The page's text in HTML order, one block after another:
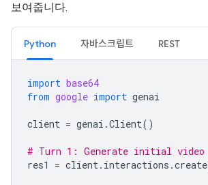
보여줍니다.
Python 자바스크립트 REST
import base64
from google import genai
client = genai .Client()
# Turn 1: Generate initial video
res1
= client. interactions .create